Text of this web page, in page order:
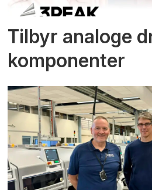
Tilbyr analoge
komponenter